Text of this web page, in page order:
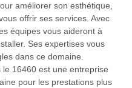
améliorer son esthétique,
offrir ses services. Avec
équipes vous aideront à
Ses expertises vous
dans ce domaine.
le 16460 est une entreprise
pour les prestations plus